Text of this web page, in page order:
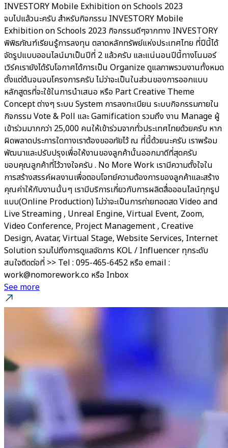
INVESTORY Mobile Exhibition on Schools 2023
จบไปแล้วนะครับ สำหรับกิจกรรม INVESTORY Mobile
Exhibition on Schools 2023 กิจกรรมดีๆจากทาง INVESTORY
พิพิธภัณฑ์เรียนรู้การลงทุน ตลาดหลักทรัพย์แห่งประเทศไทย ที่ปีนี้ได้
จัดรูปแบบออนไลน์มาเป็นปีที่ 2 แล้วครับ และแน่นอนปีนี้ทางโนมอร์
เวิร์คเรายังได้รับโอกาศได้การเป็น Organize ดูแลภาพรวมงานทั้งหมด
ตั้งแต่ต้นจนจบโครงการครับ ไม่ว่าจะเป็นในส่วนของการออกแบบ
หลักสูตรที่จะใช้ในการนำเสนอ หรือ Part Creative Theme
Concept ต่างๆ ระบบ System การลงทะเบียน ระบบกิจกรรมภายใน
กิจกรรม Vote & Poll และ Gamification รวมถึง งาน Manage ผู้
เข้าร่วมมากกว่า 25,000 คนให้เข้าร่วมจากทั่วประเทศไทยด้วยครับ หาก
ผิดพลาดประการใดทางเราต้องขออภัยไว้ ณ ที่นี้ด้วยนะครับ เราพร้อม
พัฒนาและปรับปรุงเพื่อให้งานของลูกค้านั้นออกมาดีที่สุดครับ
ขอบคุณลูกค้าที่ไว้วางใจครับ . No More Work เรามีความตั้งใจใน
การสร้างสรรค์ผลงานเพื่อตอบโจทย์ความต้องการของลูกค้าและสร้าง
คุณค่าให้กับงานนั้นๆ เรามีบริการเกี่ยวกับการผลิตสื่อออนไลน์ทุกรูป
แบบ(Online Production) ไม่ว่าจะเป็นการถ่ายทอดสด Video and
Live Streaming , Unreal Engine, Virtual Event, Zoom,
Video Conference, Project Management , Creative
Design, Avatar, Virtual Stage, Website Services, Internet
Solution รวมไปถึงการดูแลจัดการ KOL / Influencer ทุกระดับ
สนใจติดต่อที่ >> Tel : 095-465-6452 หรือ email :
work@nomorework.co หรือ Inbox
See more